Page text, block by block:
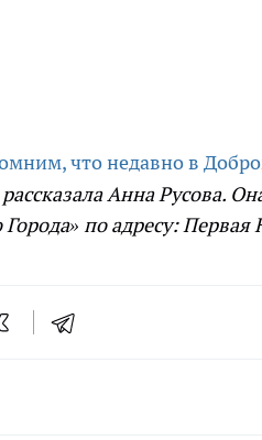
что недавно в
Анна Русова.
Города» по адресу: